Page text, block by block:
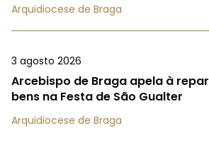
Arquidiocese de Braga
3 agosto 2026
Arcebispo de Braga apela à
bens na Festa de São Gualter
Arquidiocese de Braga